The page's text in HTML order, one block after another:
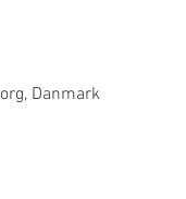
Danmark